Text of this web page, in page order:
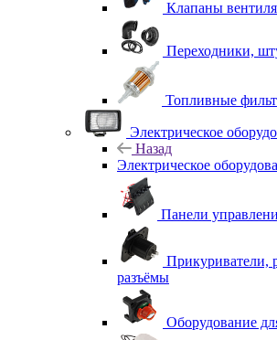
Клапаны
Переходники,
Топливные
Электрическое
Назад
Электрическое
Панели
Прикуриватели,
разъёмы
Оборудование